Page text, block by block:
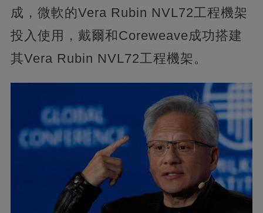
成，微軟的Vera Rubin NVL72工程機架
投入使用，戴爾和Coreweave成功搭建
其Vera Rubin NVL72工程機架。